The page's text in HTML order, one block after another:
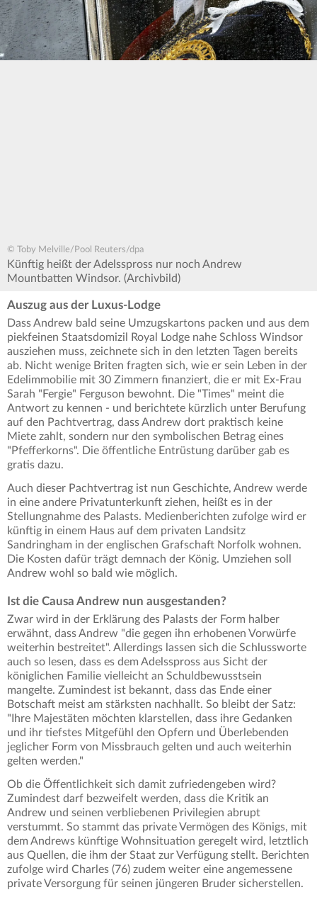
© Toby Melville/Pool Reuters/dpa
Künftig heißt der Adelsspross nur noch Andrew
Mountbatten Windsor. (Archivbild)
Auszug aus der Luxus-Lodge
Dass Andrew bald seine Umzugskartons packen und aus dem
piekfeinen Staatsdomizil Royal Lodge nahe Schloss Windsor
ausziehen muss, zeichnete sich in den letzten Tagen bereits
ab. Nicht wenige Briten fragten sich, wie er sein Leben in der
Edelimmobilie mit 30 Zimmern finanziert, die er mit Ex-Frau
Sarah "Fergie" Ferguson bewohnt. Die "Times" meint die
Antwort zu kennen - und berichtete kürzlich unter Berufung
auf den Pachtvertrag, dass Andrew dort praktisch keine
Miete zahlt, sondern nur den symbolischen Betrag eines
"Pfefferkorns". Die öffentliche Entrüstung darüber gab es
gratis dazu.
Auch dieser Pachtvertrag ist nun Geschichte, Andrew werde
in eine andere Privatunterkunft ziehen, heißt es in der
Stellungnahme des Palasts. Medienberichten zufolge wird er
künftig in einem Haus auf dem privaten Landsitz
Sandringham in der englischen Grafschaft Norfolk wohnen.
Die Kosten dafür trägt demnach der König. Umziehen soll
Andrew wohl so bald wie möglich.
Ist die Causa Andrew nun ausgestanden?
Zwar wird in der Erklärung des Palasts der Form halber
erwähnt, dass Andrew "die gegen ihn erhobenen Vorwürfe
weiterhin bestreitet". Allerdings lassen sich die Schlussworte
auch so lesen, dass es dem Adelsspross aus Sicht der
königlichen Familie vielleicht an Schuldbewusstsein
mangelte. Zumindest ist bekannt, dass das Ende einer
Botschaft meist am stärksten nachhallt. So bleibt der Satz:
"Ihre Majestäten möchten klarstellen, dass ihre Gedanken
und ihr tiefstes Mitgefühl den Opfern und Überlebenden
jeglicher Form von Missbrauch gelten und auch weiterhin
gelten werden."
Ob die Öffentlichkeit sich damit zufriedengeben wird?
Zumindest darf bezweifelt werden, dass die Kritik an
Andrew und seinen verbliebenen Privilegien abrupt
verstummt. So stammt das private Vermögen des Königs, mit
dem Andrews künftige Wohnsituation geregelt wird, letztlich
aus Quellen, die ihm der Staat zur Verfügung stellt. Berichten
zufolge wird Charles (76) zudem weiter eine angemessene
private Versorgung für seinen jüngeren Bruder sicherstellen.